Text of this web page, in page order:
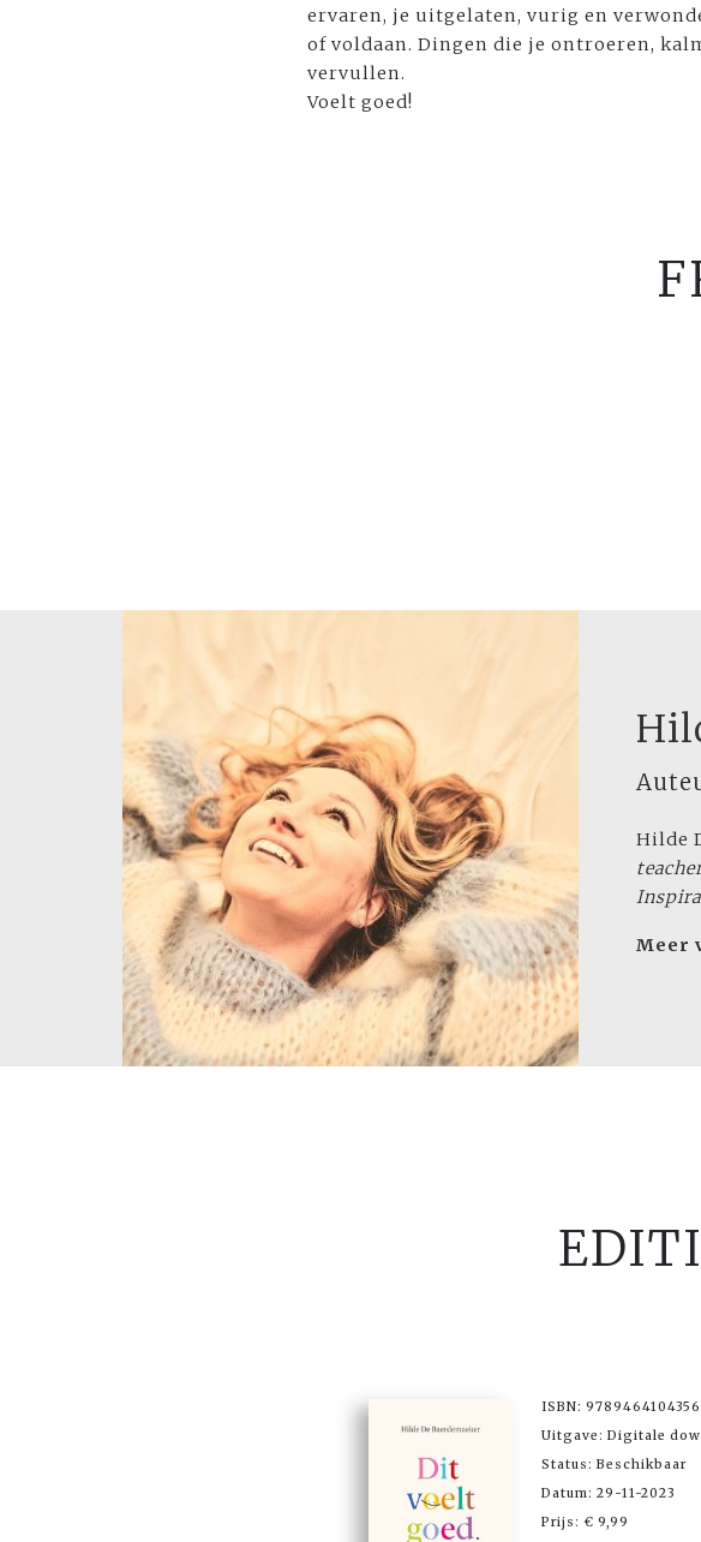
ervaren, je uitgelaten, vurig en
of voldaan. Dingen die je ontroeren,
vervullen.
Voelt goed!
Hilde
Meer
ISBN: 9789464104356
Uitgave: Digitale
Status: Beschikbaar
Datum: 29-11-2023
Prijs: € 9,99